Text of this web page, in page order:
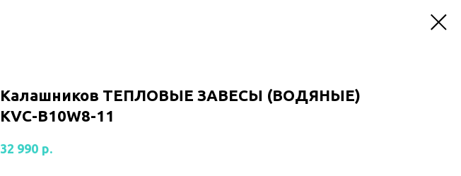
Калашников ТЕПЛОВЫЕ ЗАВЕСЫ (ВОДЯНЫЕ)
KVС-B10W8-11
32 990 р.